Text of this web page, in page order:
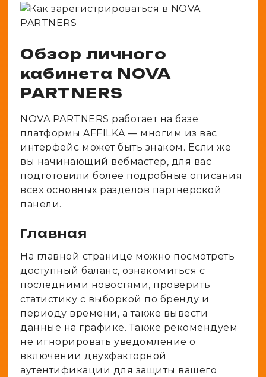
Обзор личного
кабинета NOVA
PARTNERS
NOVA PARTNERS работает на базе
платформы AFFILKA — многим из вас
интерфейс может быть знаком. Если же
вы начинающий вебмастер, для вас
подготовили более подробные описания
всех основных разделов партнерской
панели.
Главная
На главной странице можно посмотреть
доступный баланс, ознакомиться с
последними новостями, проверить
статистику с выборкой по бренду и
периоду времени, а также вывести
данные на графике. Также рекомендуем
не игнорировать уведомление о
включении двухфакторной
аутентификации для защиты вашего